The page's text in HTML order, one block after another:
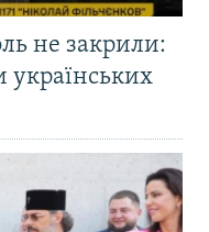
не закрили:
українських